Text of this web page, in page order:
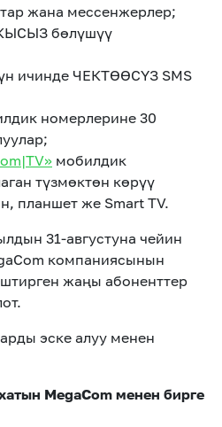
жана мессенжерлер;
бөлүшүү
ичинде ЧЕКТӨӨСҮЗ SMS
номерлерине 30
мобилдик
түзмөктөн көрүү
планшет же Smart TV.
31-августуна чейин
компаниясынын
жаңы абоненттер
эске алуу менен
MegaCom менен бирге